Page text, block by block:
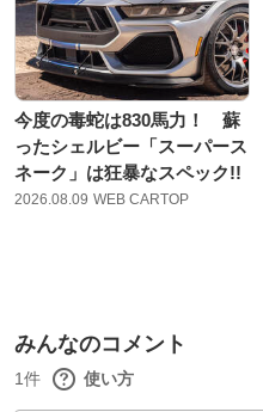
今度の毒蛇は830馬力！ 蘇
ったシェルビー「スーパース
ネーク」は狂暴なスペック!!
2026.08.09 WEB CARTOP
みんなのコメント
1件 使い方